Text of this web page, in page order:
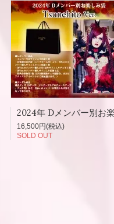
16,500円(税込)
SOLD OUT